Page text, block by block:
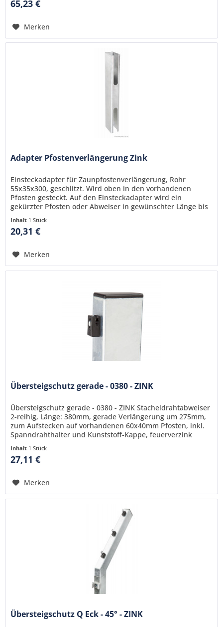
65,23 €
Merken
Adapter Pfostenverlängerung Zink
Einsteckadapter für Zaunpfostenverlängerung, Rohr
55x35x300, geschlitzt. Wird oben in den vorhandenen
Pfosten gesteckt. Auf den Einsteckadapter wird ein
gekürzter Pfosten oder Abweiser in gewünschter Länge bis
Inhalt 1 Stück
20,31 €
Merken
Übersteigschutz gerade - 0380 - ZINK
Übersteigschutz gerade - 0380 - ZINK Stacheldrahtabweiser
2-reihig, Länge: 380mm, gerade Verlängerung um 275mm,
zum Aufstecken auf vorhandenen 60x40mm Pfosten, inkl.
Spanndrahthalter und Kunststoff-Kappe, feuerverzink
Inhalt 1 Stück
27,11 €
Merken
Übersteigschutz Q Eck - 45° - ZINK